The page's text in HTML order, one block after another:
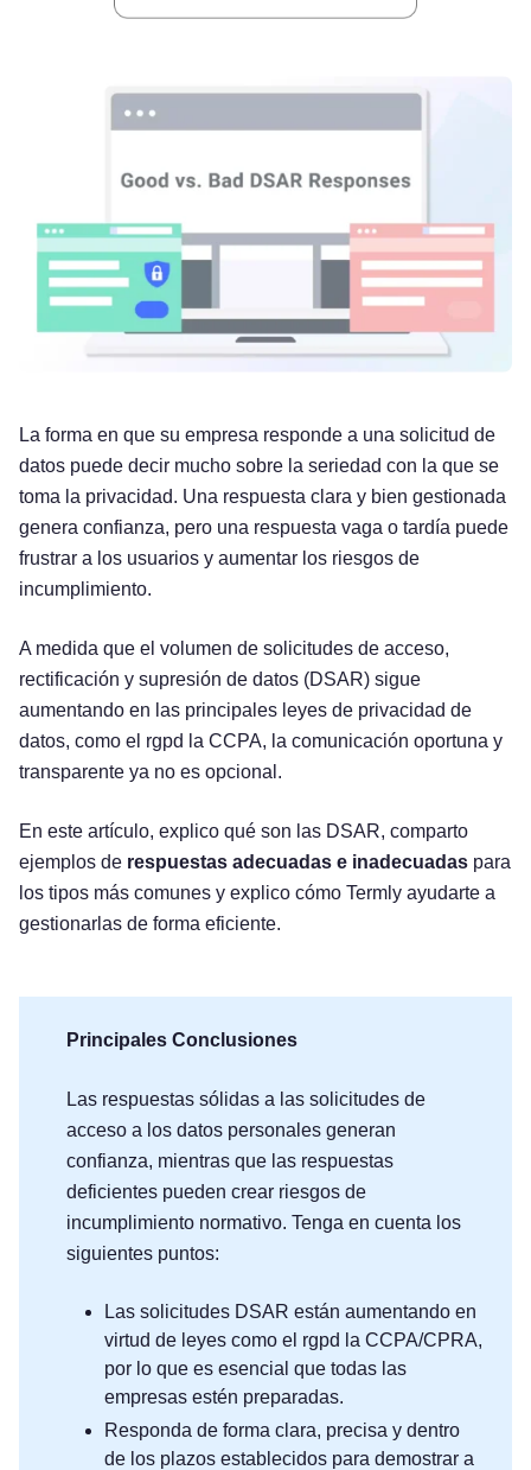
La forma en que su empresa responde a una solicitud de
datos puede decir mucho sobre la seriedad con la que se
toma la privacidad. Una respuesta clara y bien gestionada
genera confianza, pero una respuesta vaga o tardía puede
frustrar a los usuarios y aumentar los riesgos de
incumplimiento.
A medida que el volumen de solicitudes de acceso,
rectificación y supresión de datos (DSAR) sigue
aumentando en las principales leyes de privacidad de
datos, como el rgpd la CCPA, la comunicación oportuna y
transparente ya no es opcional.
En este artículo, explico qué son las DSAR, comparto
ejemplos de respuestas adecuadas e inadecuadas para
los tipos más comunes y explico cómo Termly ayudarte a
gestionarlas de forma eficiente.
Principales Conclusiones
Las respuestas sólidas a las solicitudes de
acceso a los datos personales generan
confianza, mientras que las respuestas
deficientes pueden crear riesgos de
incumplimiento normativo. Tenga en cuenta los
siguientes puntos:
Las solicitudes DSAR están aumentando en
virtud de leyes como el rgpd la CCPA/CPRA,
por lo que es esencial que todas las
empresas estén preparadas.
Responda de forma clara, precisa y dentro
de los plazos establecidos para demostrar a